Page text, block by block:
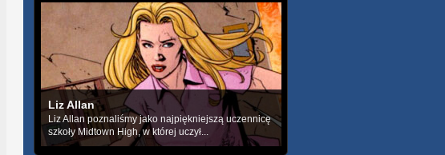
Liz Allan
Liz Allan poznaliśmy jako najpiękniejszą uczennicę
szkoły Midtown High, w której uczył...